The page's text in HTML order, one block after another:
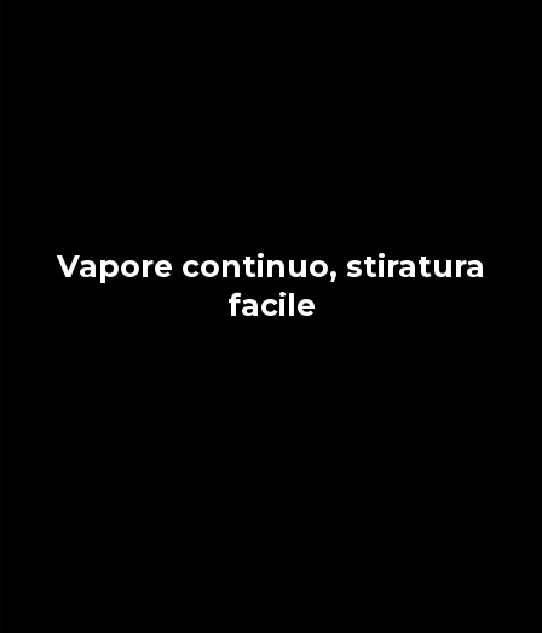
Vapore continuo, stiratura
facile